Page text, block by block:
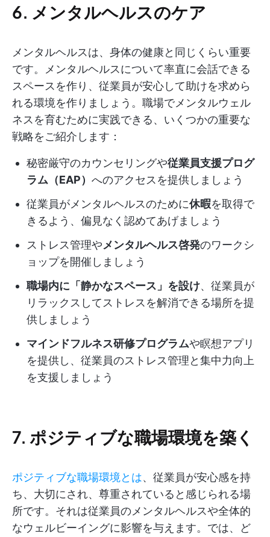
6. メンタルヘルスのケア
メンタルヘルスは、身体の健康と同じくらい重要
です。メンタルヘルスについて率直に会話できる
スペースを作り、従業員が安心して助けを求めら
れる環境を作りましょう。職場でメンタルウェル
ネスを育むために実践できる、いくつかの重要な
戦略をご紹介します：
秘密厳守のカウンセリングや従業員支援プログ
ラム（EAP） へのアクセスを提供しましょう
従業員がメンタルヘルスのために休暇を取得で
きるよう、偏見なく認めてあげましょう
ストレス管理やメンタルヘルス啓発のワークシ
ョップを開催しましょう
職場内に「静かなスペース」を設け、従業員が
リラックスしてストレスを解消できる場所を提
供しましょう
マインドフルネス研修プログラムや瞑想アプリ
を提供し、従業員のストレス管理と集中力向上
を支援しましょう
7. ポジティブな職場環境を築く
ポジティブな職場環境とは、従業員が安心感を持
ち、大切にされ、尊重されていると感じられる場
所です。それは従業員のメンタルヘルスや全体的
なウェルビーイングに影響を与えます。では、ど